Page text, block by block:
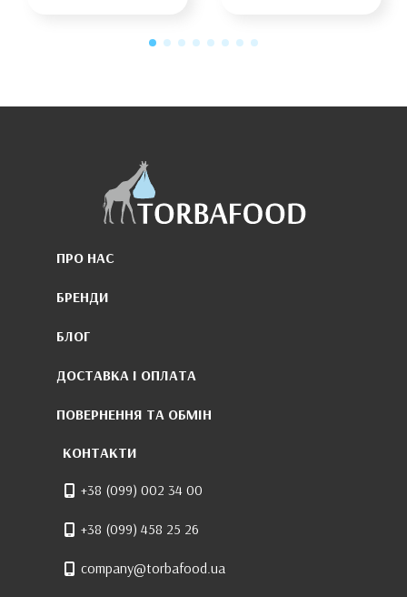
ПРО НАС
БРЕНДИ
БЛОГ
ДОСТАВКА І ОПЛАТА
ПОВЕРНЕННЯ ТА ОБМІН
КОНТАКТИ
+38 (099) 002 34 00
+38 (099) 458 25 26
company@torbafood.ua